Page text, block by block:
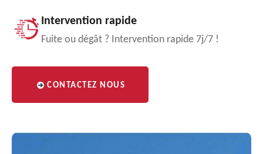
Intervention rapide
Fuite ou dégât ? Intervention rapide 7j/7 !
CONTACTEZ NOUS